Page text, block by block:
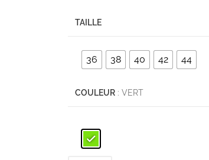
TAILLE
36 38 40 42 44
COULEUR : VERT